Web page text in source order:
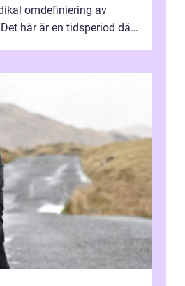
omdefiniering av
här är en tidsperiod där